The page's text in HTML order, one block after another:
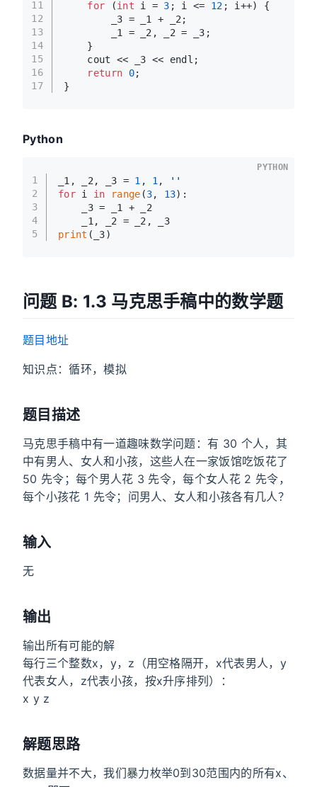
11
12
13
14
15
16
17
for (int i = 3 ; i <= 12 ; i++) {
        _3 = _1 + _2;
        _1 = _2, _2 = _3;
    }
    cout << _3 << endl;
return
0;
}
Python
1
2
3
4
5
_1, _2, _3 = 1 , 1 ,
''
for i in range (3, 13):
    _3 = _1 + _2
    _1, _2 = _2, _3
print (_3)
PYTHON
问题 B: 1.3 马克思手稿中的数学题
题目地址
知识点：循环，模拟
题目描述
马克思手稿中有一道趣味数学问题：有 30 个人，其
中有男人、女人和小孩，这些人在一家饭馆吃饭花了
50 先令；每个男人花 3 先令，每个女人花 2 先令，
每个小孩花 1 先令；问男人、女人和小孩各有几人？
输入
无
输出
输出所有可能的解
每行三个整数x，y，z（用空格隔开，x代表男人，y
代表女人，z代表小孩，按x升序排列）：
x y z
解题思路
数据量并不大，我们暴力枚举0到30范围内的所有x、